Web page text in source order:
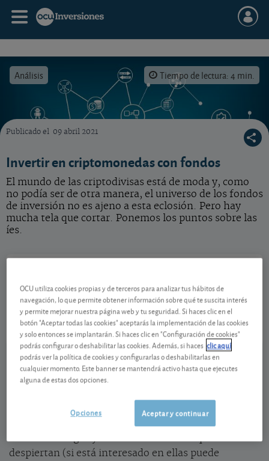
Análisis Tiempo de lectura: 4 min.
Publicado el 09 abril 2021
Invertir en criptomonedas con fondos
El mundo de las criptodivisas está de moda y, como
no podía ser de otra manera, el universo de los fondos
de inversión no es ajeno a esta eclosión. Pero hay
mucha tela que cortar. Ponemos los puntos sobre las
íes.
IE00BHPRMN17
11/12/2025 Acciones Sector Tecnológico Global
Ver detalladamente
Una eclosión
criptomonedas por su altísimo riesgo sin que tengan
activo alguno que las respalde. Pero esto no nos
hace estar ciegos y reconocer el interés que
despiertan (si está interesado en ellas puede
OCU utiliza cookies propias y de terceros para analizar tus hábitos de
navegación, lo que permite obtener información sobre qué te suscita interés
y permite mejorar nuestra página web y tu seguridad. Si haces clic en el
botón "Aceptar todas las cookies" aceptarás la implementación de las cookies
y solo entonces se implantarán. Si haces clic en "Configuración de cookies"
podrás configurar o deshabilitar las cookies. Además, si haces clic aquí
podrás ver la política de cookies y configurarlas o deshabilitarlas en
cualquier momento. Este banner se mantendrá activo hasta que ejecutes
alguna de estas dos opciones.
Aceptar y continuar
Opciones